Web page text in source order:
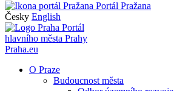
Portál Pražana
Česky English
Portál
hlavního města Prahy
Praha.eu
O Praze
Budoucnost města